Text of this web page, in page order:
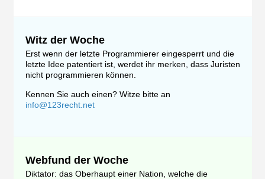
Witz der Woche
Erst wenn der letzte Programmierer eingesperrt und die
letzte Idee patentiert ist, werdet ihr merken, dass Juristen
nicht programmieren können.
Kennen Sie auch einen? Witze bitte an
info@123recht.net
Webfund der Woche
Diktator: das Oberhaupt einer Nation, welche die